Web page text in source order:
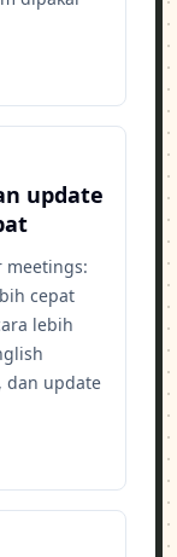
update
meetings:
cepat
lebih
dan update